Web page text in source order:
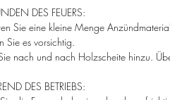
DES FEUERS:
Sie eine kleine Menge
Sie es vorsichtig.
nach und nach Holzscheite hinzu.
DES BETRIEBS: